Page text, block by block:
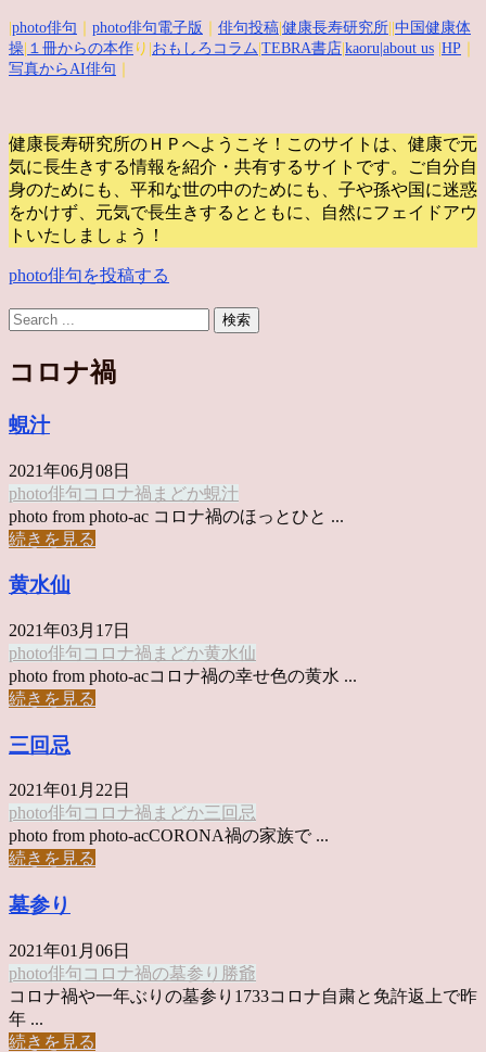
photo俳句 photo俳句電子版 俳句投稿 健康長寿研究所 中国健康体
操 １冊からの本作 り| おもしろコラム TEBRA書店 kaoru |about us HP
写真からAI俳句
健康長寿研究所のＨＰへようこそ！このサイトは、健康で元
気に長生きする情報を紹介・共有するサイトです。
ご自分自
身のためにも、平和な世の中のためにも、子や孫や国に迷惑
をかけず、元気で長生きするとともに、自然にフェイドアウ
トいたしましょう！
photo俳句を投稿する
コロナ禍
蜆汁
2021年06月08日
photo俳句 コロナ禍 まどか蜆汁
photo from photo-ac コロナ禍のほっとひと ...
続きを見る
黄水仙
2021年03月17日
photo俳句 コロナ禍 まどか黄水仙
photo from photo-acコロナ禍の幸せ色の黄水 ...
続きを見る
三回忌
2021年01月22日
photo俳句コロナ禍 まどか三回忌
photo from photo-acCORONA禍の家族で ...
続きを見る
墓参り
2021年01月06日
photo俳句 コロナ禍の墓参り 勝爺
コロナ禍や一年ぶりの墓参り1733コロナ自粛と免許返上で昨
年 ...
続きを見る